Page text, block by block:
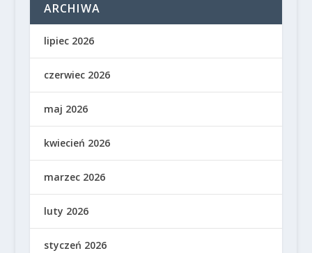
ARCHIWA
lipiec 2026
czerwiec 2026
maj 2026
kwiecień 2026
marzec 2026
luty 2026
styczeń 2026